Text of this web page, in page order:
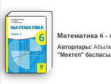
Математика 6
Авторлары:
"Мектеп" баспасы